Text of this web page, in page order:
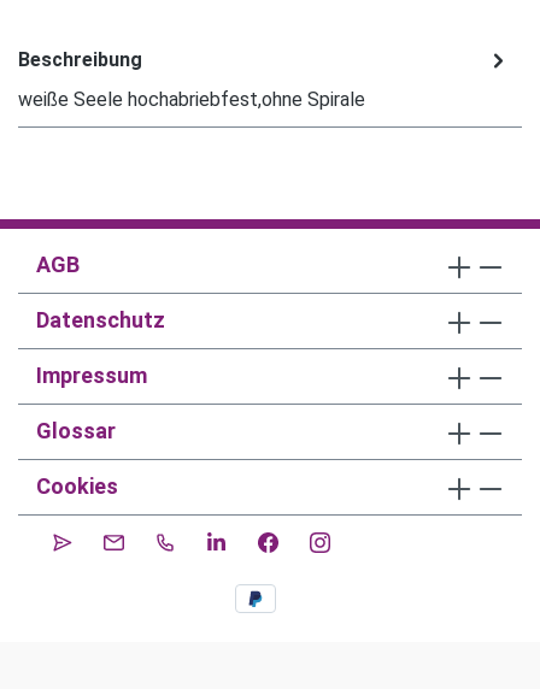
Beschreibung
weiße Seele hochabriebfest,ohne Spirale
AGB
Datenschutz
Impressum
Glossar
Cookies